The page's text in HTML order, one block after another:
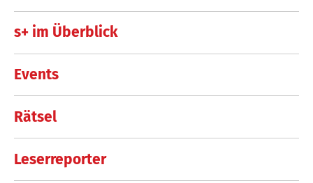
s+ im Überblick
Events
Rätsel
Leserreporter